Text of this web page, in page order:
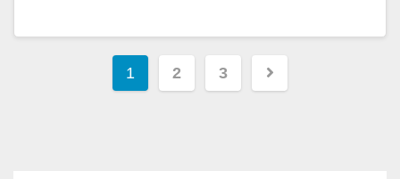
Paginazione
1 2 3